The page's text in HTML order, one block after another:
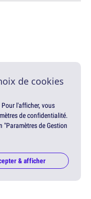
de cookies
l'afficher, vous
de confidentialité.
"Paramètres de Gestion
& afficher